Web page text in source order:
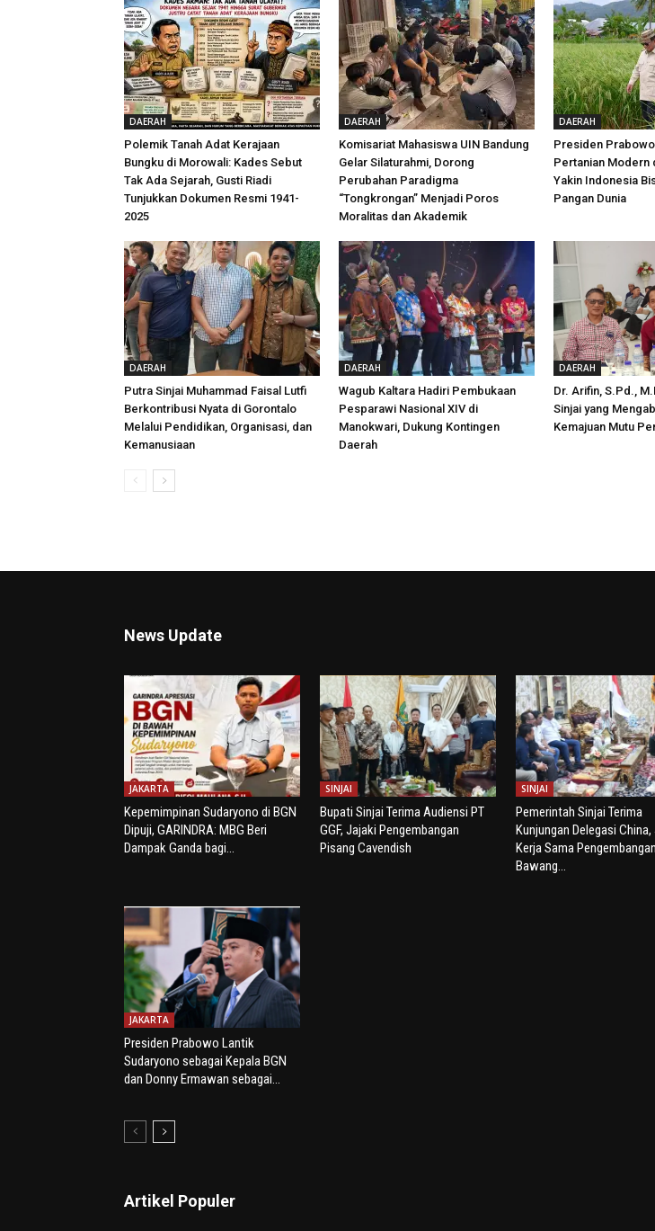
DAERAH
Polemik Tanah Adat Kerajaan
Bungku di Morowali: Kades Sebut
Tak Ada Sejarah, Gusti Riadi
Tunjukkan Dokumen Resmi 1941-
2025
DAERAH
Komisariat Mahasiswa UIN Bandung
Gelar Silaturahmi, Dorong
Perubahan Paradigma
“Tongkrongan” Menjadi Poros
Moralitas dan Akademik
DAERAH
Presiden
Pertanian Modern
Yakin Indonesia
Pangan Dunia
DAERAH
Putra Sinjai Muhammad Faisal Lutfi
Berkontribusi Nyata di Gorontalo
Melalui Pendidikan, Organisasi, dan
Kemanusiaan
DAERAH
Wagub Kaltara Hadiri Pembukaan
Pesparawi Nasional XIV di
Manokwari, Dukung Kontingen
Daerah
DAERAH
Dr. Arifin, S.Pd.,
Sinjai yang
Kemajuan Mutu
News Update
JAKARTA
Kepemimpinan Sudaryono di BGN
Dipuji, GARINDRA: MBG Beri
Dampak Ganda bagi...
SINJAI
Bupati Sinjai Terima Audiensi PT
GGF, Jajaki Pengembangan
Pisang Cavendish
SINJAI
Pemerintah Sinjai Terima
Kunjungan Delegasi
Kerja Sama Pengembangan
Bawang...
JAKARTA
Presiden Prabowo Lantik
Sudaryono sebagai Kepala BGN
dan Donny Ermawan sebagai...
Artikel Populer